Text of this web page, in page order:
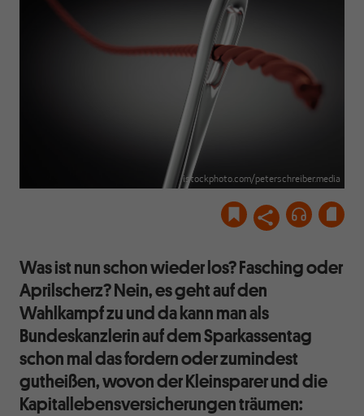
istockphoto.com/peterschreiber.media
Was ist nun schon wieder los? Fasching oder
Aprilscherz? Nein, es geht auf den
Wahlkampf zu und da kann man als
Bundeskanzlerin auf dem Sparkassentag
schon mal das fordern oder zumindest
gutheißen, wovon der Kleinsparer und die
Kapitallebensversicherungen träumen: